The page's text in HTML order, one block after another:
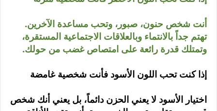
أنت شخص حنون، صبور، وتحب مساعدة الآخرين.
تهتم جداً بالانتماء وبالعلاقات الاجتماعية المستقرة،
وتمتلك قدرة رائعة على امتصاص غضب من حولك.
إذا كنت تحب اللون الأسود فأنت شخصية غامضة
اختيار الأسود لا يعني الحزن دائماً، بل يعني أنك شخص